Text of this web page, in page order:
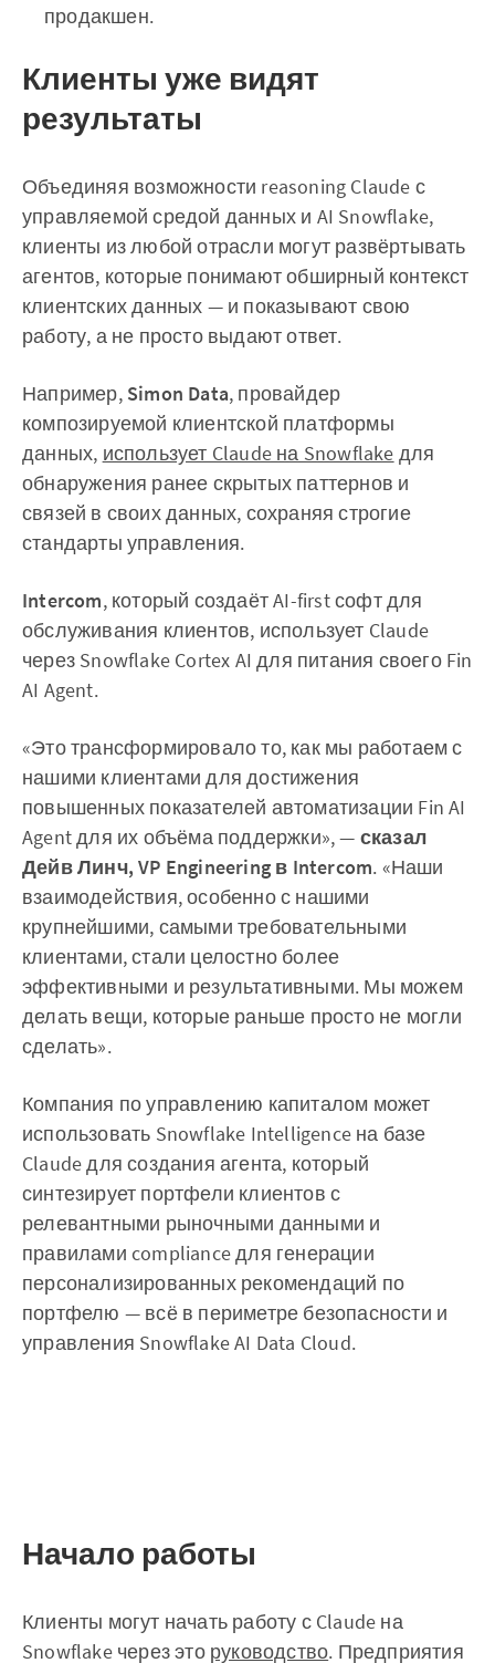
продакшен.
Клиенты уже видят
результаты
Объединяя возможности reasoning Claude с
управляемой средой данных и AI Snowflake,
клиенты из любой отрасли могут развёртывать
агентов, которые понимают обширный контекст
клиентских данных — и показывают свою
работу, а не просто выдают ответ.
Например, Simon Data, провайдер
композируемой клиентской платформы
данных, использует Claude на Snowflake для
обнаружения ранее скрытых паттернов и
связей в своих данных, сохраняя строгие
стандарты управления.
Intercom, который создаёт AI-first софт для
обслуживания клиентов, использует Claude
через Snowflake Cortex AI для питания своего Fin
AI Agent.
«Это трансформировало то, как мы работаем с
нашими клиентами для достижения
повышенных показателей автоматизации Fin AI
Agent для их объёма поддержки», — сказал
Дейв Линч, VP Engineering в Intercom. «Наши
взаимодействия, особенно с нашими
крупнейшими, самыми требовательными
клиентами, стали целостно более
эффективными и результативными. Мы можем
делать вещи, которые раньше просто не могли
сделать».
Компания по управлению капиталом может
использовать Snowflake Intelligence на базе
Claude для создания агента, который
синтезирует портфели клиентов с
релевантными рыночными данными и
правилами compliance для генерации
персонализированных рекомендаций по
портфелю — всё в периметре безопасности и
управления Snowflake AI Data Cloud.
Начало работы
Клиенты могут начать работу с Claude на
Snowflake через это руководство. Предприятия